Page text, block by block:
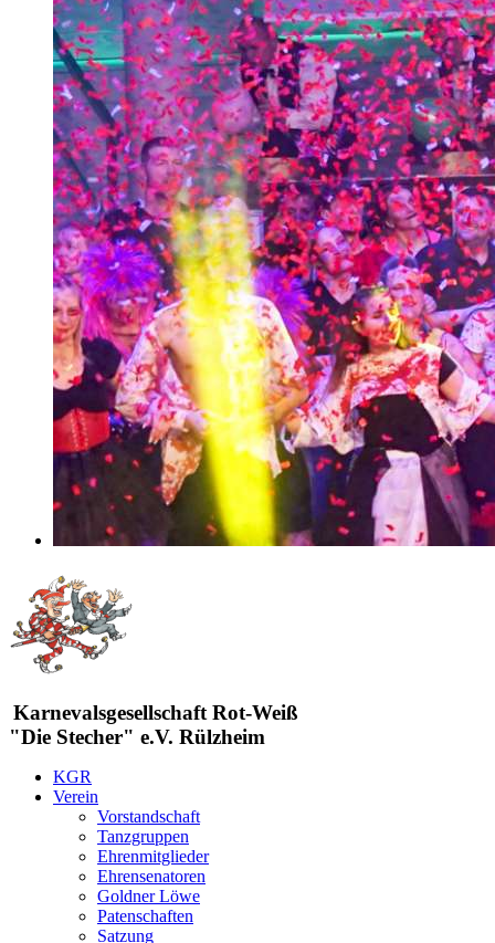
Karnevalsgesellschaft Rot-Weiß
"Die Stecher" e.V. Rülzheim
KGR
Verein
Vorstandschaft
Tanzgruppen
Ehrenmitglieder
Ehrensenatoren
Goldner Löwe
Patenschaften
Satzung